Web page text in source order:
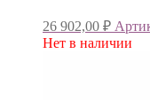
26 902,00 ₽
Нет в наличии